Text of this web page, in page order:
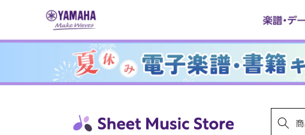
ンツに